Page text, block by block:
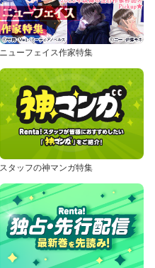
ニューフェイス作家特集
スタッフの神マンガ特集